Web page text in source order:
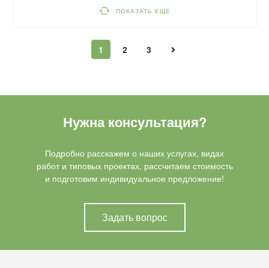
ПОКАЗАТЬ ЕЩЕ
1 2 3
Нужна консультация?
Подробно расскажем о наших услугах, видах
работ и типовых проектах, рассчитаем стоимость
и подготовим индивидуальное предложение!
Задать вопрос